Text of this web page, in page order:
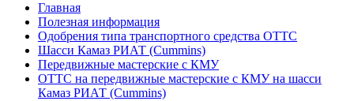
Главная
Полезная информация
Одобрения типа транспортного средства ОТТС
Шасси Камаз РИАТ (Cummins)
Передвижные мастерские с КМУ
ОТТС на передвижные мастерские с КМУ на шасси
Камаз РИАТ (Cummins)